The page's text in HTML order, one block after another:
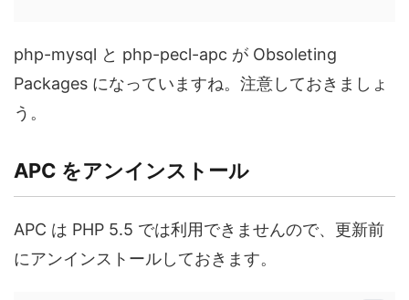
php-mysql と php-pecl-apc が Obsoleting
Packages になっていますね。注意しておきましょ
う。
APC をアンインストール
APC は PHP 5.5 では利用できませんので、更新前
にアンインストールしておきます。